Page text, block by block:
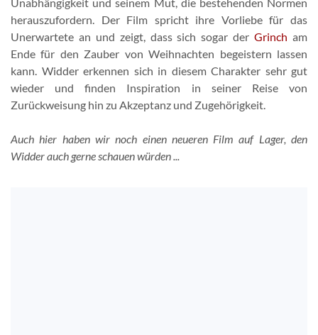
herauszufordern. Der Film spricht ihre Vorliebe für das
Unerwartete an und zeigt, dass sich sogar derGrinch am
Ende für den Zauber von Weihnachten begeistern lassen
kann. Widder erkennen sich in diesem Charakter sehr gut
wieder und finden Inspiration in seiner Reise von
Zurückweisung hin zu Akzeptanz und Zugehörigkeit.
Auch hier haben wir noch einen neueren Film auf Lager, den
Widder auch gerne schauen würden ...